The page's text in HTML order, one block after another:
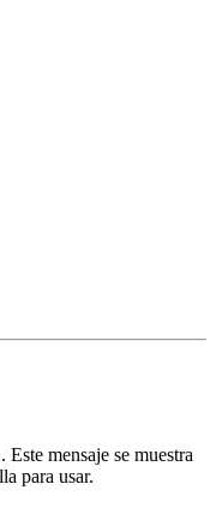
mensaje se muestra
para usar.